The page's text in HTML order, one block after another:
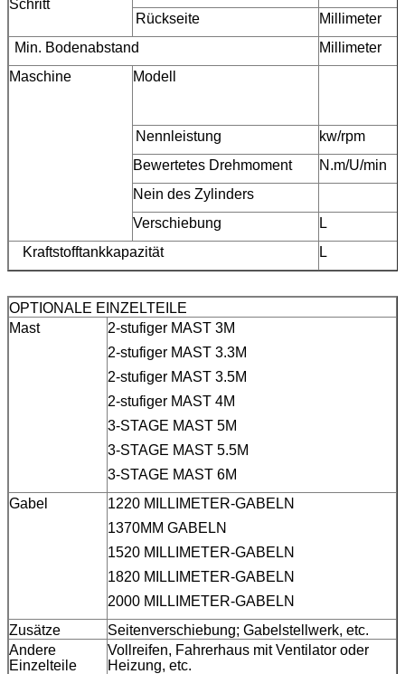
Schritt
Rückseite
Millimeter
Min. Bodenabstand
Millimeter
Maschine
Modell
Nennleistung
kw/rpm
Bewertetes Drehmoment
N.m/U/min
Nein des Zylinders
Verschiebung
L
Kraftstofftankkapazität
L
OPTIONALE EINZELTEILE
Mast
2-stufiger MAST 3M
2-stufiger MAST 3.3M
2-stufiger MAST 3.5M
2-stufiger MAST 4M
3-STAGE MAST 5M
3-STAGE MAST 5.5M
3-STAGE MAST 6M
Gabel
1220 MILLIMETER-GABELN
1370MM GABELN
1520 MILLIMETER-GABELN
1820 MILLIMETER-GABELN
2000 MILLIMETER-GABELN
Zusätze
Seitenverschiebung; Gabelstellwerk, etc.
Andere
Einzelteile
Vollreifen, Fahrerhaus mit Ventilator oder
Heizung, etc.